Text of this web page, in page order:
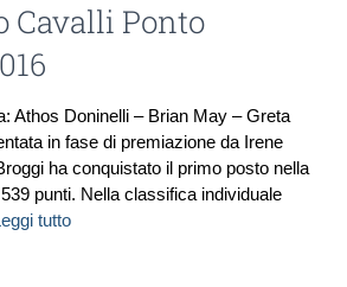
Cavalli Ponto
Athos Doninelli – Brian May – Greta
in fase di premiazione da Irene
ha conquistato il primo posto nella
punti. Nella classifica individuale
tutto